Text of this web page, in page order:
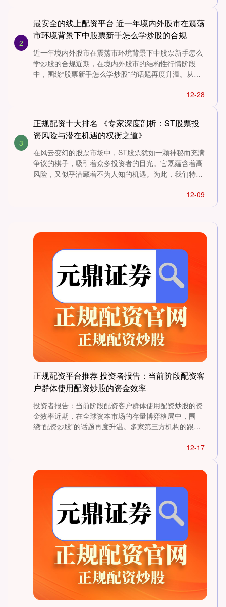
2
最安全的线上配资平台 近一年境内外股市在震荡
市环境背景下中股票新手怎么学炒股的合规
近一年境内外股市在震荡市环境背景下中股票新手怎么
学炒股的合规近期，在境内外股市的结构性行情阶段
中，围绕“股票新手怎么学炒股”的话题再度升温。从多
12-28
3
正规配资十大排名 《专家深度剖析：ST股票投
资风险与潜在机遇的权衡之道》
在风云变幻的股票市场中，ST股票犹如一颗神秘而充满
争议的棋子，吸引着众多投资者的目光。它既蕴含着高
风险，又似乎潜藏着不为人知的机遇。为此，我们特别
12-09
正规配资平台推荐 投资者报告：当前阶段配资客
户群体使用配资炒股的资金效率
投资者报告：当前阶段配资客户群体使用配资炒股的资
金效率近期，在全球资本市场的存量博弈格局中，围
绕“配资炒股”的话题再度升温。多家第三方机构的跟踪
12-17
上证综指 3940.04 +39.68 +1.02%
深证成指 14311.01 +200.89 +1.42%